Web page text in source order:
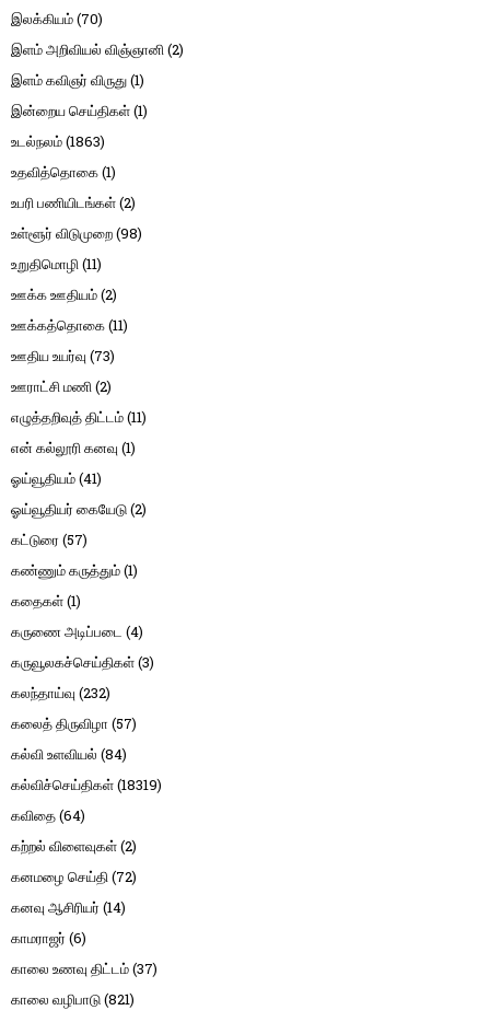
இலக்கியம்(70)
இளம் அறிவியல் விஞ்ஞானி(2)
இளம் கவிஞர் விருது(1)
இன்றைய செய்திகள்(1)
உடல்நலம்(1863)
உதவித்தொகை(1)
உபரி பணியிடங்கள்(2)
உள்ளூர் விடுமுறை(98)
உறுதிமொழி(11)
ஊக்க ஊதியம்(2)
ஊக்கத்தொகை(11)
ஊதிய உயர்வு (73)
ஊராட்சி மணி(2)
எழுத்தறிவுத் திட்டம்(11)
என் கல்லூரி கனவு (1)
ஓய்வூதியம்(41)
ஓய்வூதியர் கையேடு(2)
கட்டுரை (57)
கண்ணும் கருத்தும்(1)
கதைகள்(1)
கருணை அடிப்படை (4)
கருவூலகச்செய்திகள்(3)
கலந்தாய்வு (232)
கலைத் திருவிழா (57)
கல்வி உளவியல் (84)
கல்விச்செய்திகள்(18319)
கவிதை(64)
கற்றல் விளைவுகள்(2)
கனமழை செய்தி(72)
கனவு ஆசிரியர் (14)
காமராஜர் (6)
காலை உணவு திட்டம்(37)
காலை வழிபாடு(821)